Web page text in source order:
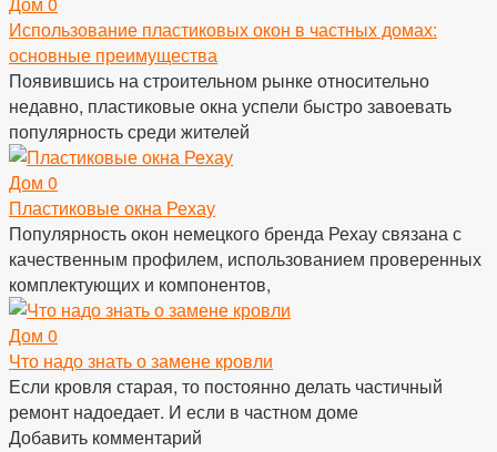
Использование пластиковых окон в частных домах:
основные преимущества
Появившись на строительном рынке относительно
недавно, пластиковые окна успели быстро завоевать
популярность среди жителей
Дом 0
Пластиковые окна Рехау
Популярность окон немецкого бренда Рехау связана с
качественным профилем, использованием проверенных
комплектующих и компонентов,
Дом 0
Что надо знать о замене кровли
Если кровля старая, то постоянно делать частичный
ремонт надоедает. И если в частном доме
Добавить комментарий